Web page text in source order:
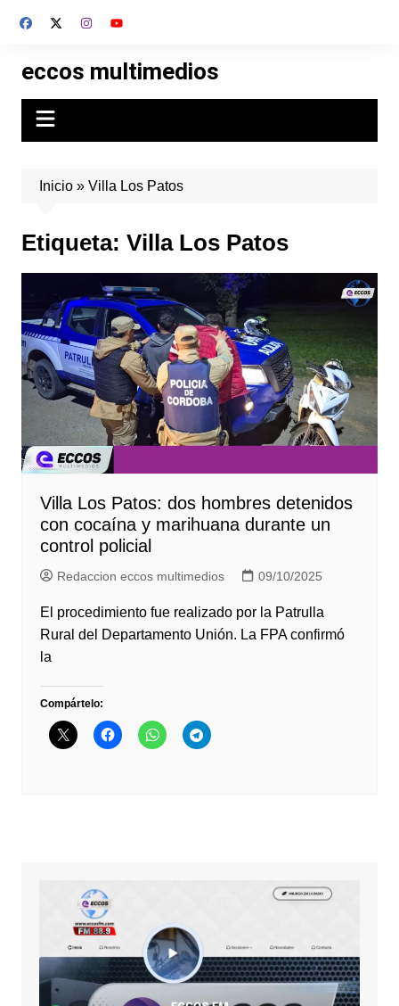
eccos multimedios
Inicio» Villa Los Patos
Etiqueta: Villa Los Patos
Villa Los Patos: dos hombres detenidos
con cocaína y marihuana durante un
control policial
Redaccion eccos multimedios 09/10/2025
El procedimiento fue realizado por la Patrulla
Rural del Departamento Unión. La FPA confirmó
la
Compártelo: